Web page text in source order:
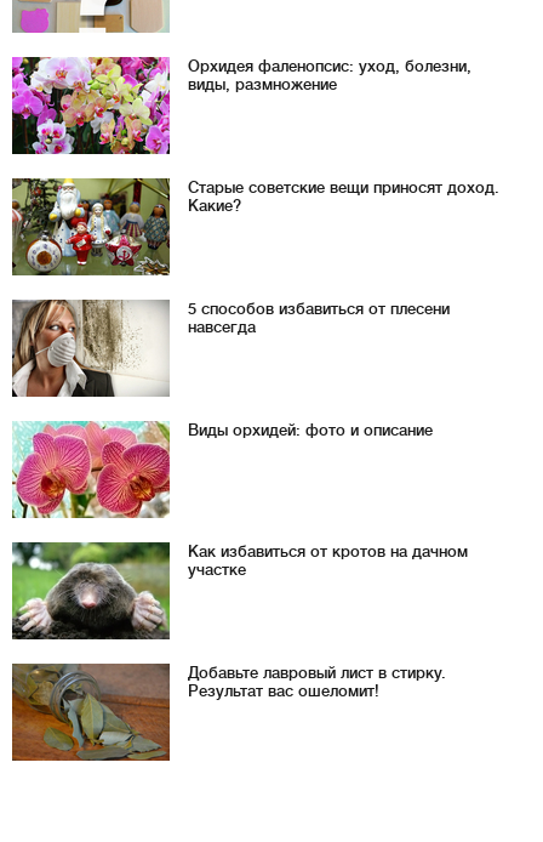
Орхидея фаленопсис: уход, болезни,
виды, размножение
Старые советские вещи приносят доход.
Какие?
5 способов избавиться от плесени
навсегда
Виды орхидей: фото и описание
Как избавиться от кротов на дачном
участке
Добавьте лавровый лист в стирку.
Результат вас ошеломит!